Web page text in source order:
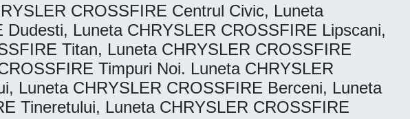
CROSSFIRE Centrul Civic, Luneta
Luneta CHRYSLER CROSSFIRE Lipscani,
Titan, Luneta CHRYSLER CROSSFIRE
Timpuri Noi. Luneta CHRYSLER
Luneta CHRYSLER CROSSFIRE Berceni, Luneta
Tineretului, Luneta CHRYSLER CROSSFIRE